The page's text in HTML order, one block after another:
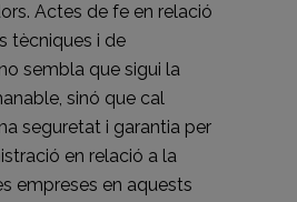
Actes de fe en relació
tècniques i de
sembla que sigui la
sinó que cal
seguretat i garantia per
en relació a la
empreses en aquests